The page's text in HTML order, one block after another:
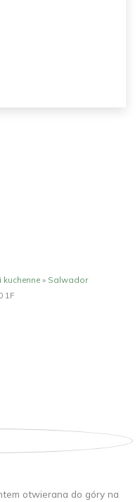
kuchenne» Salwador
1F
otwierana do góry na